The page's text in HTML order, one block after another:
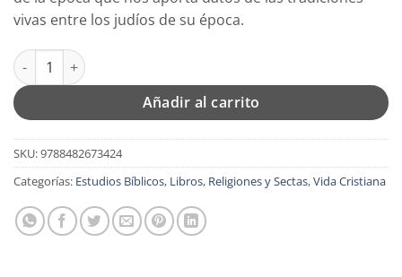
vivas entre los judíos de su época.
Antigüedades de los Judios - Tapa Blanda - Flavio Josefo
Añadir al carrito
SKU:9788482673424
Categorías: Estudios Bíblicos, Libros, Religiones y Sectas,Vida Cristiana